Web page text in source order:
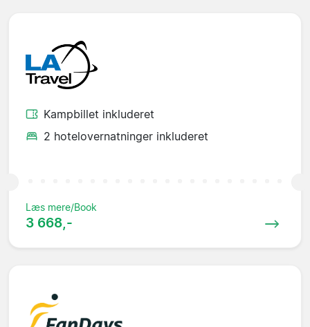
Kampbillet inkluderet
2 hotelovernatninger inkluderet
Læs mere/Book
3 668,-